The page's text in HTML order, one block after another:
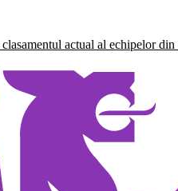
actual al echipelor din